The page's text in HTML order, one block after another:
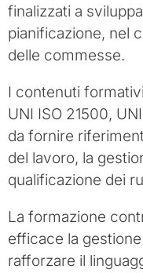
finalizzati a
pianificazione, nel
delle commesse.
I contenuti
UNI ISO 21500,
da fornire
del lavoro, la
qualificazione dei
La formazione
efficace la
rafforzare il